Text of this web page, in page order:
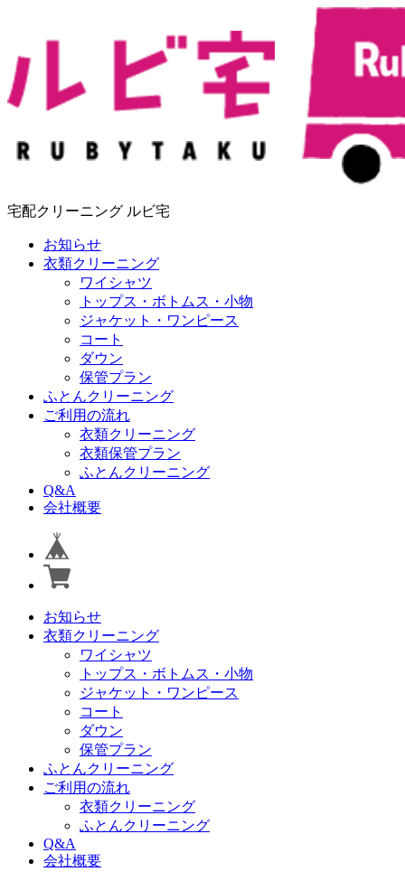
宅配クリーニング ルビ宅
お知らせ
衣類クリーニング
ワイシャツ
トップス・ボトムス・小物
ジャケット・ワンピース
コート
ダウン
保管プラン
ふとんクリーニング
ご利用の流れ
衣類クリーニング
衣類保管プラン
ふとんクリーニング
Q&A
会社概要
お知らせ
衣類クリーニング
ワイシャツ
トップス・ボトムス・小物
ジャケット・ワンピース
コート
ダウン
保管プラン
ふとんクリーニング
ご利用の流れ
衣類クリーニング
ふとんクリーニング
Q&A
会社概要